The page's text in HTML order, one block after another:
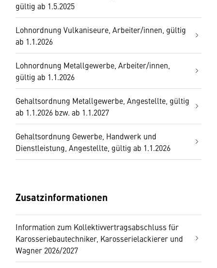
gültig ab 1.5.2025
Lohnordnung Vulkaniseure, Arbeiter/innen, gültig
ab 1.1.2026
Lohnordnung Metallgewerbe, Arbeiter/innen,
gültig ab 1.1.2026
Gehaltsordnung Metallgewerbe, Angestellte, gültig
ab 1.1.2026 bzw. ab 1.1.2027
Gehaltsordnung Gewerbe, Handwerk und
Dienstleistung, Angestellte, gültig ab 1.1.2026
Zusatzinformationen
Information zum Kollektivvertragsabschluss für
Karosseriebautechniker, Karosserielackierer und
Wagner 2026/2027